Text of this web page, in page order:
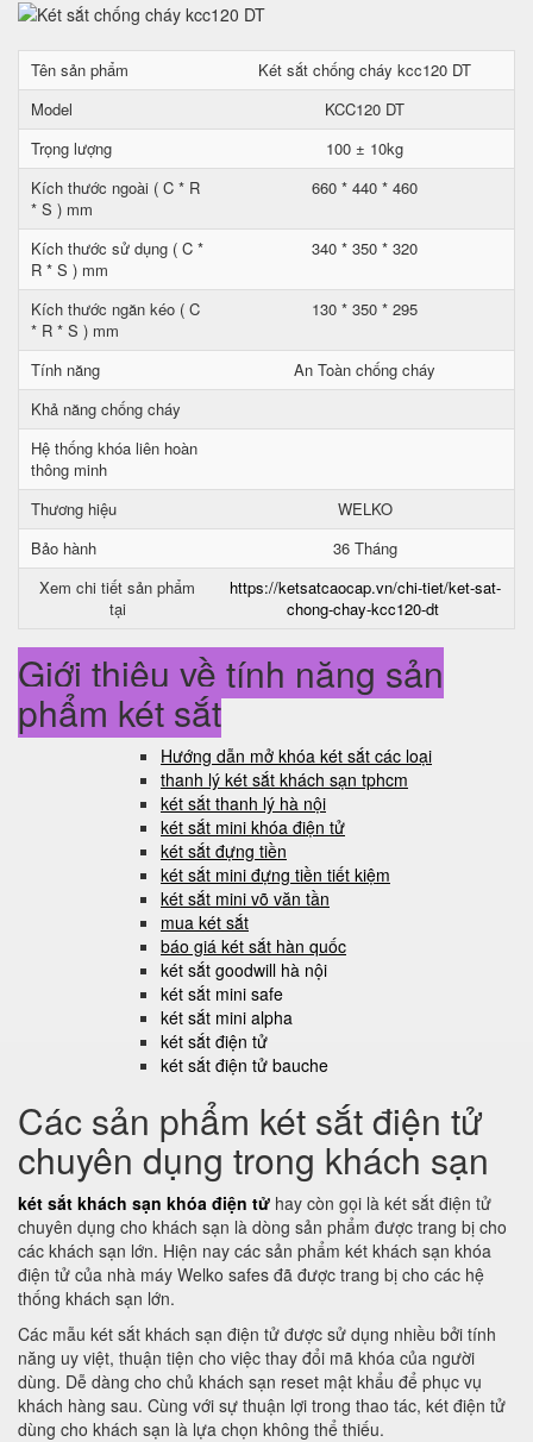
Tên sản phẩm
Két sắt chống cháy kcc120 DT
Model
KCC120 DT
Trọng lượng
100 ± 10kg
Kích thước ngoài ( C * R
* S ) mm
660 * 440 * 460
Kích thước sử dụng ( C *
R * S ) mm
340 * 350 * 320
Kích thước ngăn kéo ( C
* R * S ) mm
130 * 350 * 295
Tính năng
An Toàn chống cháy
Khả năng chống cháy
Hệ thống khóa liên hoàn
thông minh
Thương hiệu
WELKO
Bảo hành
36 Tháng
Xem chi tiết sản phẩm
tại
https://ketsatcaocap.vn/chi-tiet/ket-sat-
chong-chay-kcc120-dt
Giới thiệu về tính năng sản
phẩm két sắt
Hướng dẫn mở khóa két sắt các loại
thanh lý két sắt khách sạn tphcm
két sắt thanh lý hà nội
két sắt mini khóa điện tử
két sắt đựng tiền
két sắt mini đựng tiền tiết kiệm
két sắt mini võ văn tần
mua két sắt
báo giá két sắt hàn quốc
két sắt goodwill hà nội
két sắt mini safe
két sắt mini alpha
két sắt điện tử
két sắt điện tử bauche
Các sản phẩm két sắt điện tử
chuyên dụng trong khách sạn
két sắt khách sạn khóa điện tử hay còn gọi là két sắt điện tử
chuyên dụng cho khách sạn là dòng sản phẩm được trang bị cho
các khách sạn lớn. Hiện nay các sản phẩm két khách sạn khóa
điện tử của nhà máy Welko safes đã được trang bị cho các hệ
thống khách sạn lớn.
Các mẫu két sắt khách sạn điện tử được sử dụng nhiều bởi tính
năng uy việt, thuận tiện cho việc thay đổi mã khóa của người
dùng. Dễ dàng cho chủ khách sạn reset mật khẩu để phục vụ
khách hàng sau. Cùng với sự thuận lợi trong thao tác, két điện tử
dùng cho khách sạn là lựa chọn không thể thiếu.